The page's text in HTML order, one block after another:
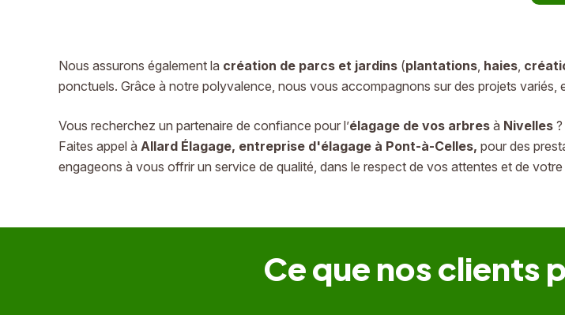
Nous assurons également la création de parcs et jardins (plantations haies
ponctuels. Grâce à notre polyvalence, nous vous accompagnons sur des projets variés,
Vous recherchez un partenaire de confiance pour l’élagage de vos arbres à Nivelles
Faites appel à Allard Élagage, entreprise d'élagage à Pont-à-Celles, pour des
engageons à vous offrir un service de qualité, dans le respect de vos attentes et de
Ce que nos clients